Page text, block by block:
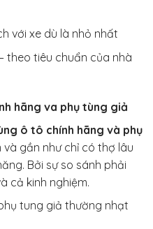
với xe dù là nhỏ nhất
theo tiêu chuẩn của nhà
hãng va phụ tùng giả
ô tô chính hãng và phụ
và gần như chỉ có thợ lâu
Bởi sự so sánh phải
cả kinh nghiệm.
tung giả thường nhạt